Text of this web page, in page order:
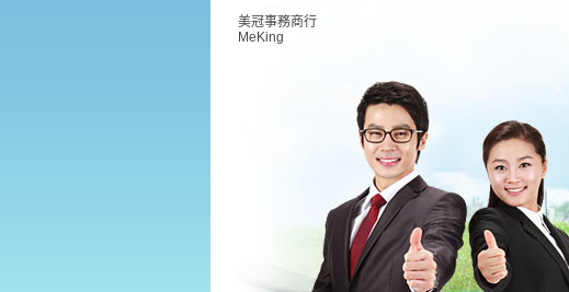
美冠事務商行
MeKing